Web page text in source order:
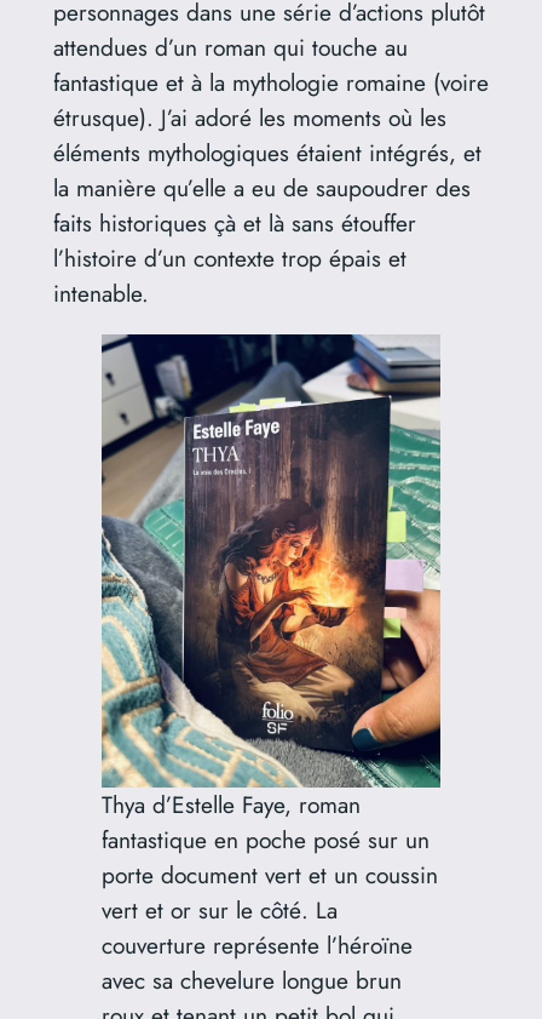
personnages dans une série d’actions plutôt
attendues d’un roman qui touche au
fantastique et à la mythologie romaine (voire
étrusque). J’ai adoré les moments où les
éléments mythologiques étaient intégrés, et
la manière qu’elle a eu de saupoudrer des
faits historiques çà et là sans étouffer
l’histoire d’un contexte trop épais et
intenable.
Thya d’Estelle Faye, roman
fantastique en poche posé sur un
porte document vert et un coussin
vert et or sur le côté. La
couverture représente l’héroïne
avec sa chevelure longue brun